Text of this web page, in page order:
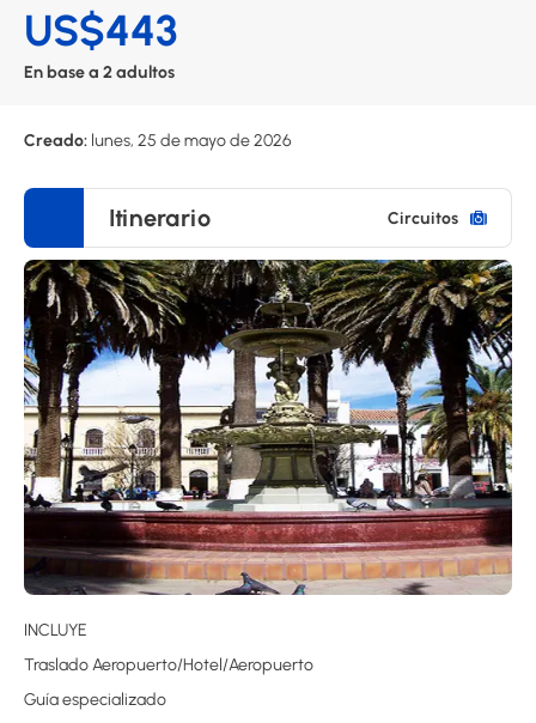
US$443
En base a 2 adultos
Creado: lunes, 25 de mayo de 2026
Itinerario Circuitos
INCLUYE
Traslado Aeropuerto/Hotel/Aeropuerto
Guía especializado